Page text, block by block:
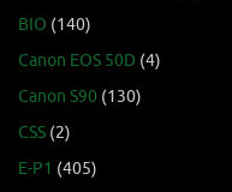
BIO (140)
Canon EOS 50D (4)
Canon S90 (130)
CSS (2)
E-P1 (405)